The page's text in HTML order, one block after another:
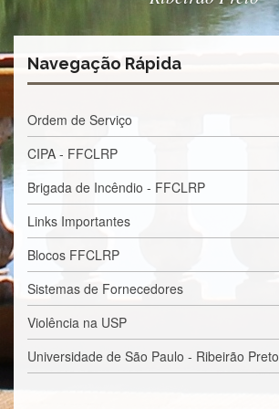
Fomentos
Editais
Eventos
Contato
INCLUSÃO
Apresentação
Missão
Regimento
e
deliberações
Navegação Rápida
Ordem de Serviço
CIPA - FFCLRP
Brigada de Incêndio - FFCLRP
Links Importantes
Blocos FFCLRP
Sistemas de Fornecedores
Violência na USP
Universidade de São Paulo - Ribeirão Preto